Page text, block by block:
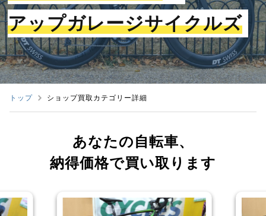
アップガレージサイクルズ
トップ ショップ買取カテゴリー詳細
あなたの自転車、
納得価格で買い取ります